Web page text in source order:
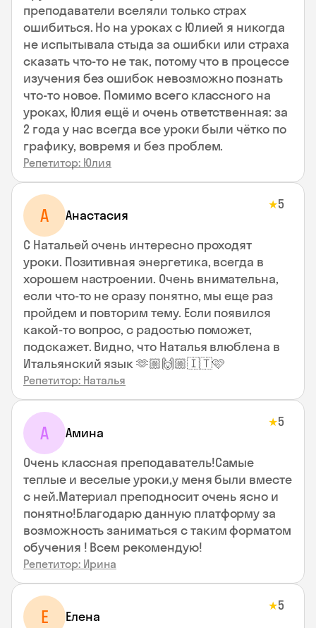
преподаватели вселяли только страх
ошибиться. Но на уроках с Юлией я никогда
не испытывала стыда за ошибки или страха
сказать что-то не так, потому что в процессе
изучения без ошибок невозможно познать
что-то новое. Помимо всего классного на
уроках, Юлия ещё и очень ответственная: за
2 года у нас всегда все уроки были чётко по
графику, вовремя и без проблем.
Репетитор: Юлия
А Анастасия
★5
С Натальей очень интересно проходят
уроки. Позитивная энергетика, всегда в
хорошем настроении. Очень внимательна,
если что-то не сразу понятно, мы еще раз
пройдем и повторим тему. Если появился
какой-то вопрос, с радостью поможет,
подскажет. Видно, что Наталья влюблена в
Итальянский язык 🫶🏼🙌🏼🇮🇹🩷
Репетитор: Наталья
А Амина
★5
Очень классная преподаватель!Самые
теплые и веселые уроки,у меня были вместе
с ней.Материал преподносит очень ясно и
понятно!Благодарю данную платформу за
возможность заниматься с таким форматом
обучения ! Всем рекомендую!
Репетитор: Ирина
Е Елена
★5